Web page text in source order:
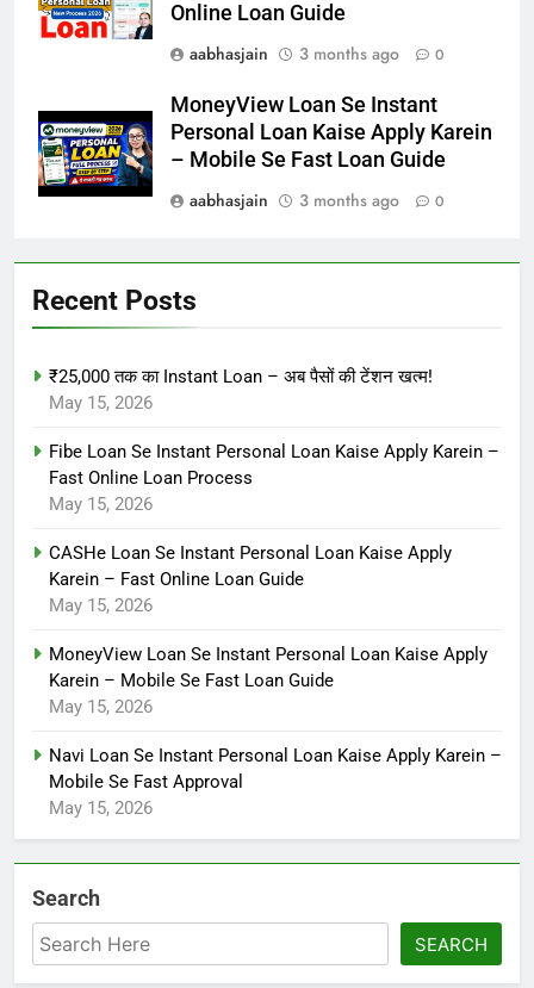
Online Loan Guide
aabhasjain
3 months ago 0
MoneyView Loan Se Instant
Personal Loan Kaise Apply Karein
– Mobile Se Fast Loan Guide
aabhasjain
3 months ago 0
Recent Posts
₹25,000 तक का Instant Loan – अब पैसों की टेंशन खत्म!
May 15, 2026
Fibe Loan Se Instant Personal Loan Kaise Apply Karein –
Fast Online Loan Process
May 15, 2026
CASHe Loan Se Instant Personal Loan Kaise Apply
Karein – Fast Online Loan Guide
May 15, 2026
MoneyView Loan Se Instant Personal Loan Kaise Apply
Karein – Mobile Se Fast Loan Guide
May 15, 2026
Navi Loan Se Instant Personal Loan Kaise Apply Karein –
Mobile Se Fast Approval
May 15, 2026
Search
SEARCH